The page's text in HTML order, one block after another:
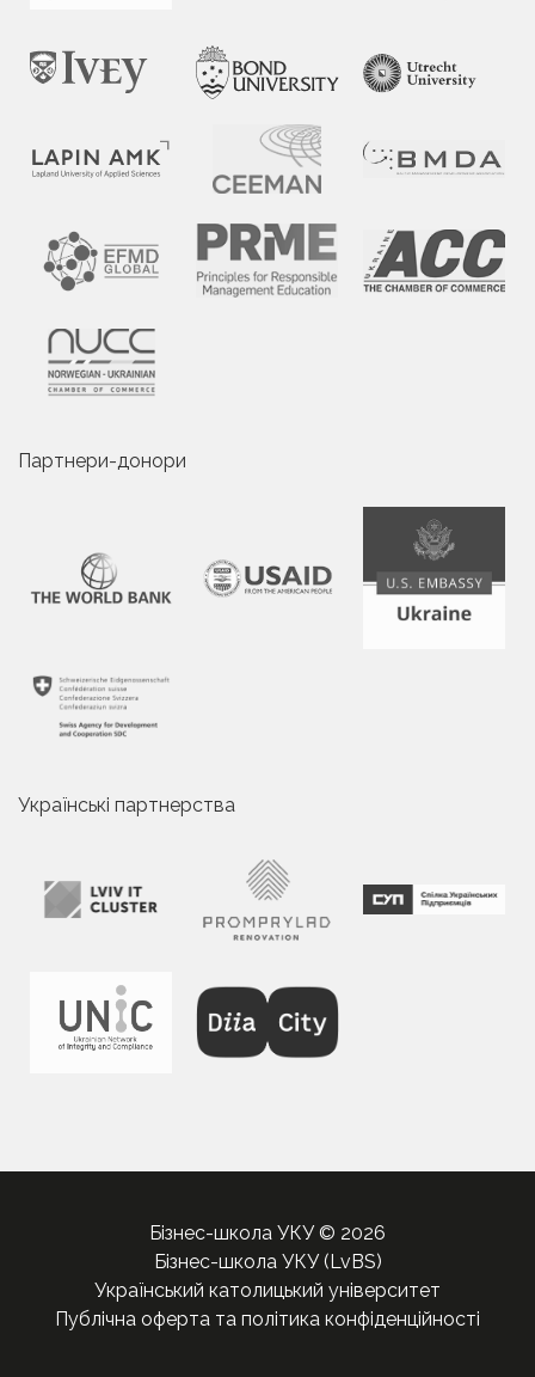
Партнери-донори
Українські партнерства
Бізнес-школа УКУ © 2026
Бізнес-школа УКУ (LvBS)
Український католицький університет
Публічна оферта та політика конфіденційності